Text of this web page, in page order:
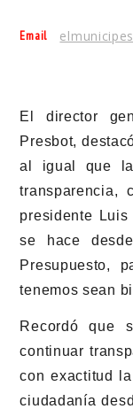
Email
El director
Presbot,
al igual que
transparencia,
presidente
se hace
Presupuesto,
tenemos sean
Recordó que
continuar
con exactitud
ciudadanía